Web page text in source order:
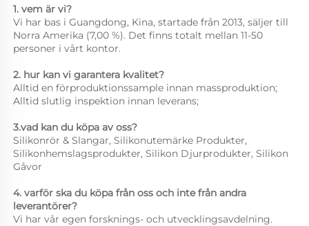
1. vem är vi?
Vi har bas i Guangdong, Kina, startade från 2013, säljer till
Norra Amerika (7,00 %). Det finns totalt mellan 11-50
personer i vårt kontor.
2. hur kan vi garantera kvalitet?
Alltid en förproduktionssample innan massproduktion;
Alltid slutlig inspektion innan leverans;
3.vad kan du köpa av oss?
Silikonrör & Slangar, Silikonutemärke Produkter,
Silikonhemslagsprodukter, Silikon Djurprodukter, Silikon
Gåvor
4. varför ska du köpa från oss och inte från andra
leverantörer?
Vi har vår egen forsknings- och utvecklingsavdelning.